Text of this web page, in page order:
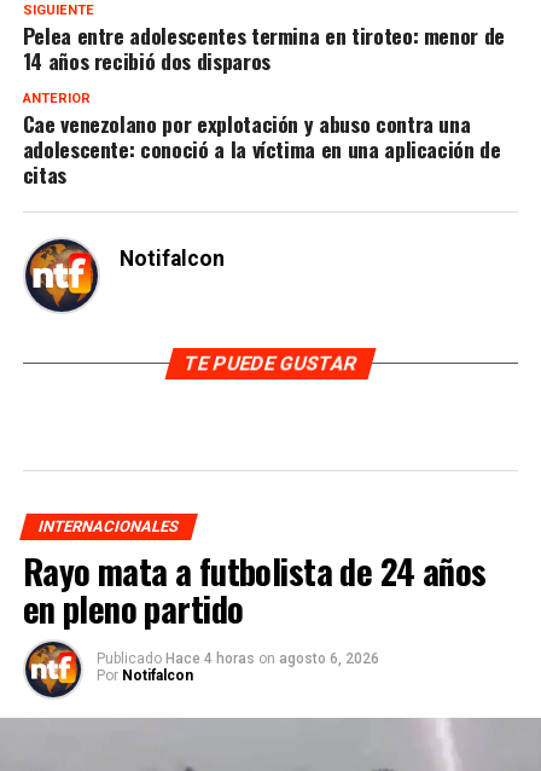
SIGUIENTE
Pelea entre adolescentes termina en tiroteo: menor de
14 años recibió dos disparos
ANTERIOR
Cae venezolano por explotación y abuso contra una
adolescente: conoció a la víctima en una aplicación de
citas
Notifalcon
TE PUEDE GUSTAR
INTERNACIONALES
Rayo mata a futbolista de 24 años
en pleno partido
Publicado Hace 4 horas on agosto 6, 2026
Por Notifalcon